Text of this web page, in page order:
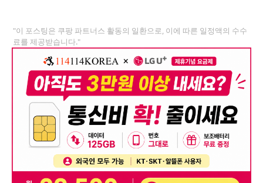
"이 포스팅은 쿠팡 파트너스 활동의 일환으로, 이에 따른 일정액의 수수
료를 제공받습니다."